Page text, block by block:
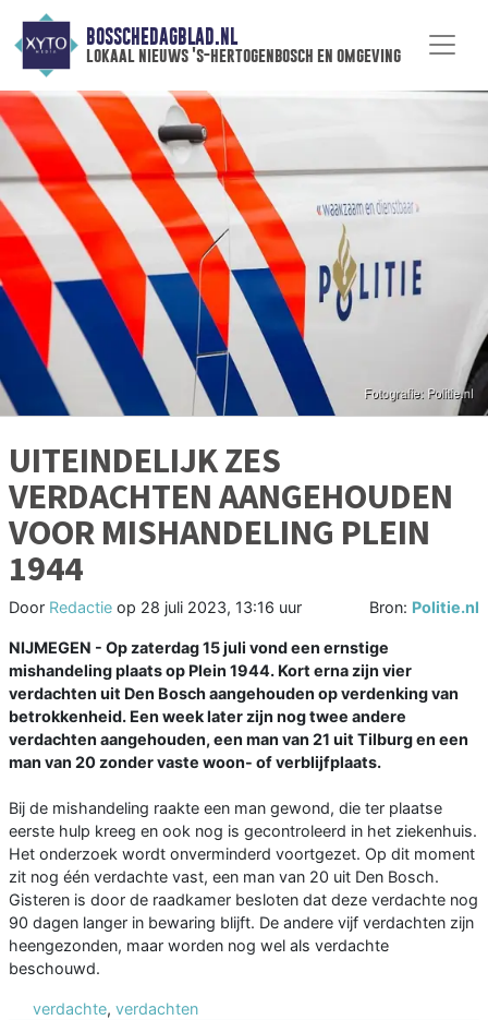
BOSSCHEDAGBLAD.NL
lokaal nieuws 's-hertogenbosch en omgeving
UITEINDELIJK ZES
VERDACHTEN AANGEHOUDEN
VOOR MISHANDELING PLEIN
1944
Door Redactie op 28 juli 2023, 13:16 uur Bron: Politie.nl
NIJMEGEN - Op zaterdag 15 juli vond een ernstige
mishandeling plaats op Plein 1944. Kort erna zijn vier
verdachten uit Den Bosch aangehouden op verdenking van
betrokkenheid. Een week later zijn nog twee andere
verdachten aangehouden, een man van 21 uit Tilburg en een
man van 20 zonder vaste woon- of verblijfplaats.
Bij de mishandeling raakte een man gewond, die ter plaatse
eerste hulp kreeg en ook nog is gecontroleerd in het ziekenhuis.
Het onderzoek wordt onverminderd voortgezet. Op dit moment
zit nog één verdachte vast, een man van 20 uit Den Bosch.
Gisteren is door de raadkamer besloten dat deze verdachte nog
90 dagen langer in bewaring blijft. De andere vijf verdachten zijn
heengezonden, maar worden nog wel als verdachte
beschouwd.
verdachte, verdachten